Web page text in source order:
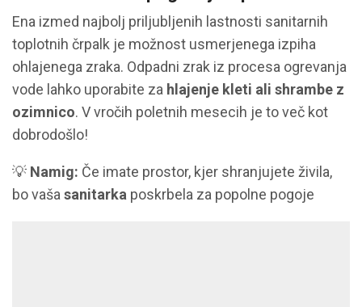
Ena izmed najbolj priljubljenih lastnosti sanitarnih
toplotnih črpalk je možnost usmerjenega izpiha
ohlajenega zraka. Odpadni zrak iz procesa ogrevanja
vode lahko uporabite za hlajenje kleti ali shrambe z
ozimnico. V vročih poletnih mesecih je to več kot
dobrodošlo!
💡 Namig: Če imate prostor, kjer shranjujete živila,
bo vaša sanitarka poskrbela za popolne pogoje